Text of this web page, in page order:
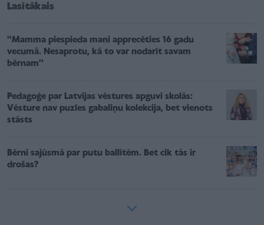
Lasītākais
''Mamma piespieda mani apprecēties 16 gadu
vecumā. Nesaprotu, kā to var nodarīt savam
bērnam''
Pedagoģe par Latvijas vēstures apguvi skolās:
Vēsture nav puzles gabaliņu kolekcija, bet vienots
stāsts
Bērni sajūsmā par putu ballītēm. Bet cik tās ir
drošas?